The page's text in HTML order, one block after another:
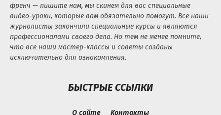
френч — пишите нам, мы скинем для вас специальные
видео-уроки, которые вам обязательно помогут. Все наши
журналисты закончили специальные курсы и являются
профессионалами своего дела. Но тем не менее помните,
что все наши мастер-классы и советы созданы
исключительно для ознакомления.
БЫСТРЫЕ ССЫЛКИ
О сайте Контакты